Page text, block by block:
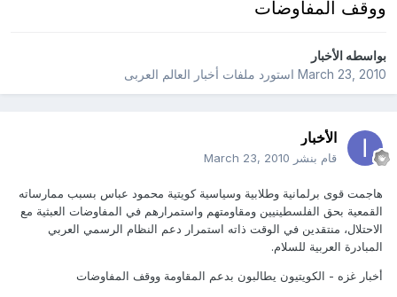
ووقف المفاوضات
بواسطهالأخبار
March 23, 2010استورد ملفات أخبار العالم العربى
الأخبار
قام بنشر March 23, 2010
هاجمت قوى برلمانية وطلابية وسياسية كويتية محمود عباس بسبب ممارساته
القمعية بحق الفلسطينيين ومقاومتهم واستمرارهم في المفاوضات العبثية مع
الاحتلال، منتقدين في الوقت ذاته استمرار دعم النظام الرسمي العربي
المبادرة العربية للسلام.
أخبار غزه - الكويتيون يطالبون بدعم المقاومة ووقف المفاوضات